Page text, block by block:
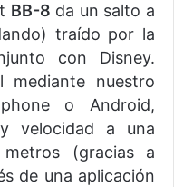
BB-8 da un salto a
traído por la
con Disney.
mediante nuestro
o Android,
velocidad a una
(gracias a
de una aplicación